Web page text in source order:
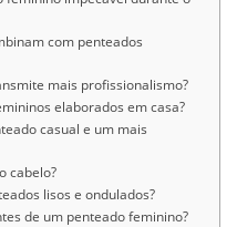
com penteados
mais profissionalismo?
elaborados em casa?
casual e um mais
cabelo?
lisos e ondulados?
de um penteado feminino?